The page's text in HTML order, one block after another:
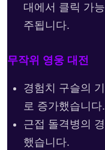
대에서 클릭 가
주됩니다.
무작위 영웅 대전
경험치 구슬의
로 증가했습니다.
근접 돌격병의
했습니다.